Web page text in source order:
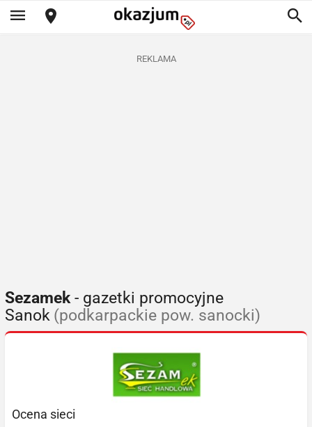
REKLAMA
Sezamek- gazetki promocyjne
Sanok (podkarpackie pow. sanocki)
Ocena sieci